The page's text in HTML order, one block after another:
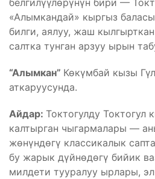
«Алымкандай» кыргыз
билги, аялуу, жаш
салтка тунган арзуу ырын
“Алымкан” Көкүмбай кызы
аткаруусунда.
Айдар: Токтогулду Токтогул
калтырган чыгармалары —
жөнүндөгү классикалык
бу жарык дүйнөдөгү бийик
милдети тууралуу ырлары,